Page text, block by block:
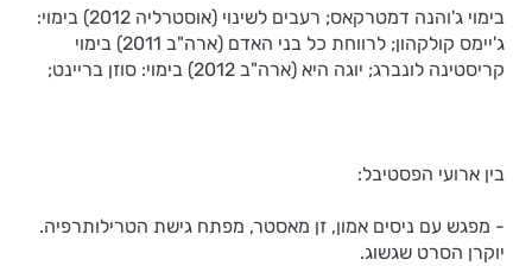
בימוי ג'והנה דמטרקאס; רעבים לשינוי (אוסטרליה 2012) בימוי:
ג'יימס קולקהון; לרווחת כל בני האדם (ארה"ב 2011) בימוי
קריסטינה לונברג; יוגה היא (ארה"ב 2012) בימוי: סוזן בריינט;
בין ארועי הפסטיבל:
- מפגש עם ניסים אמון, זן מאסטר, מפתח גישת הטרילותרפיה.
יוקרן הסרט שגשוג.